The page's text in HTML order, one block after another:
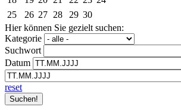
25
26 27 28 29 30
Hier können Sie gezielt suchen:
Kategorie
Suchwort
Datum
reset